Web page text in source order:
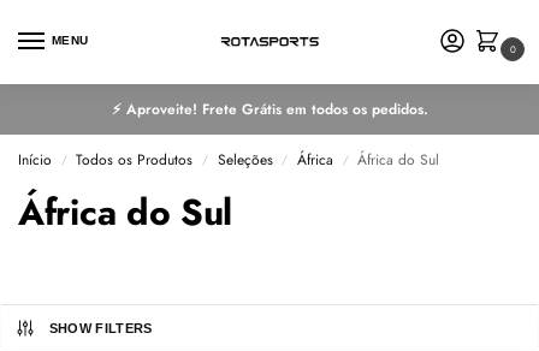
MENU
0
⚡ Aproveite! Frete Grátis em todos os pedidos.
Início / Todos os Produtos / Seleções / África / África do Sul
África do Sul
SHOW FILTERS